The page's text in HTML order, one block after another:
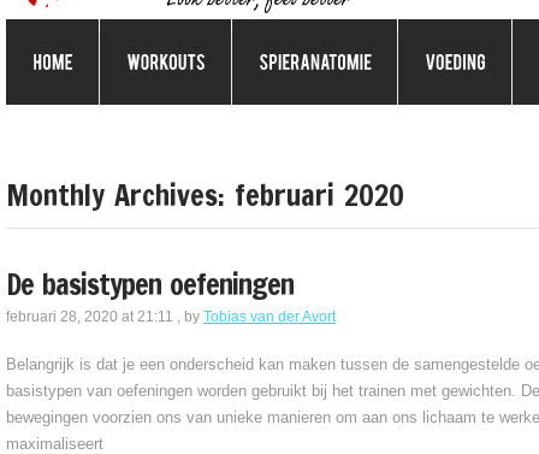
Monthly Archives: februari 2020
De basistypen oefeningen
februari 28, 2020 at 21:11 , by Tobias van der Avort
Belangrijk is dat je een onderscheid kan maken tussen de samengestelde
basistypen van oefeningen worden gebruikt bij het trainen met gewichten.
bewegingen voorzien ons van unieke manieren om aan ons lichaam te
maximaliseert